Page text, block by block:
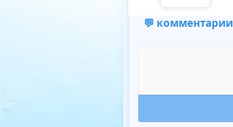
💬 комментарии